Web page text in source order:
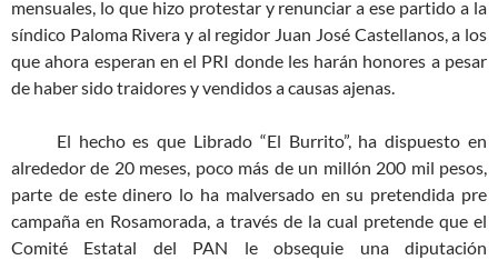
mensuales, lo que hizo protestar y renunciar a ese partido a la
síndico Paloma Rivera y al regidor Juan José Castellanos, a los
que ahora esperan en el PRI donde les harán honores a pesar
de haber sido traidores y vendidos a causas ajenas.
El hecho es que Librado “El Burrito”, ha dispuesto en
alrededor de 20 meses, poco más de un millón 200 mil pesos,
parte de este dinero lo ha malversado en su pretendida pre
campaña en Rosamorada, a través de la cual pretende que el
Comité Estatal del PAN le obsequie una diputación